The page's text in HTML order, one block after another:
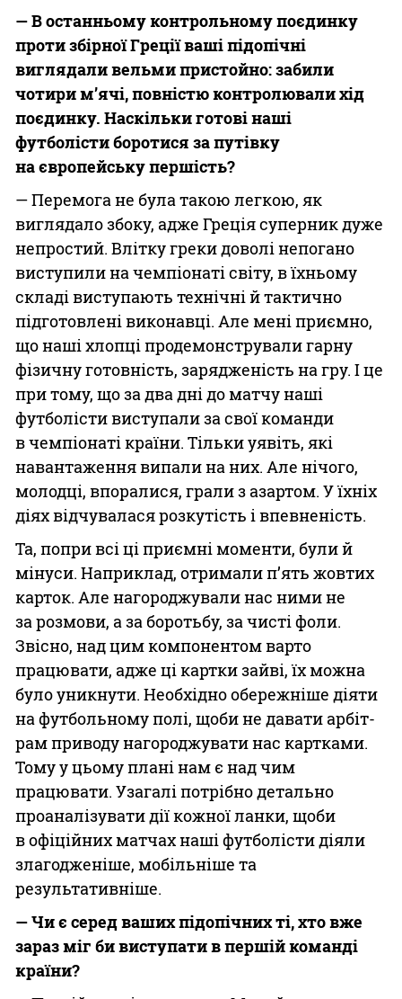
— В останньому контрольному поєдинку
проти збірної Греції ваші підопічні
виглядали вельми пристойно: забили
чотири м’ячі, повністю контролювали хід
поєдинку. Наскільки готові наші
футболісти боротися за путівку
на європейську першість?
— Перемога не була такою легкою, як
виглядало збоку, адже Греція суперник дуже
непростий. Влітку греки доволі непогано
виступили на чемпіонаті світу, в їхньому
складі виступають технічні й тактично
підготовлені виконавці. Але мені приємно,
що наші хлопці продемонстрували гарну
фізичну готовність, зарядженість на гру. І це
при тому, що за два дні до матчу наші
футболісти виступали за свої команди
в чемпіонаті країни. Тільки уявіть, які
навантаження випали на них. Але нічого,
молодці, впоралися, грали з азартом. У їхніх
діях відчувалася розкутість і впевненість.
Та, попри всі ці приємні моменти, були й
мінуси. Наприклад, отримали п’ять жовтих
карток. Але нагороджували нас ними не
за розмови, а за боротьбу, за чисті фоли.
Звісно, над цим компонентом варто
працювати, адже ці картки зайві, їх можна
було уникнути. Необхідно обережніше діяти
на футбольному полі, щоби не давати арбіт­
рам приводу нагороджувати нас картками.
Тому у цьому плані нам є над чим
працювати. Узагалі пот­рібно детально
проаналізувати дії кожної ланки, щоби
в офіційних матчах наші футболісти діяли
злагодженіше, мобільніше та
результативніше.
— Чи є серед ваших підо­пічних ті, хто вже
зараз міг би виступати в першій команді
країни?